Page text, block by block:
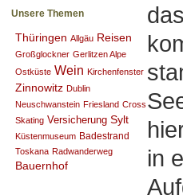
Unsere Themen
Thüringen Allgäu Reisen
Großglockner Gerlitzen Alpe
Ostküste Wein Kirchenfenster
Zinnowitz Dublin
Neuschwanstein Friesland Cross
Skating Versicherung Sylt
Küstenmuseum Badestrand
Toskana Radwanderweg
Bauernhof
in